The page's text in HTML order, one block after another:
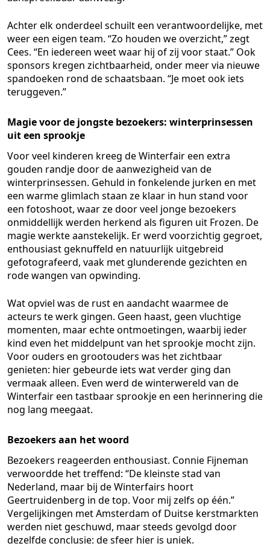
Achter elk onderdeel schuilt een verantwoordelijke, met
weer een eigen team. “Zo houden we overzicht,” zegt
Cees. “En iedereen weet waar hij of zij voor staat.” Ook
sponsors kregen zichtbaarheid, onder meer via nieuwe
spandoeken rond de schaatsbaan. “Je moet ook iets
teruggeven.”
Magie voor de jongste bezoekers: winterprinsessen
uit een sprookje
Voor veel kinderen kreeg de Winterfair een extra
gouden randje door de aanwezigheid van de
winterprinsessen. Gehuld in fonkelende jurken en met
een warme glimlach staan ze klaar in hun stand voor
een fotoshoot, waar ze door veel jonge bezoekers
onmiddellijk werden herkend als figuren uit Frozen. De
magie werkte aanstekelijk. Er werd voorzichtig gegroet,
enthousiast geknuffeld en natuurlijk uitgebreid
gefotografeerd, vaak met glunderende gezichten en
rode wangen van opwinding.
Wat opviel was de rust en aandacht waarmee de
acteurs te werk gingen. Geen haast, geen vluchtige
momenten, maar echte ontmoetingen, waarbij ieder
kind even het middelpunt van het sprookje mocht zijn.
Voor ouders en grootouders was het zichtbaar
genieten: hier gebeurde iets wat verder ging dan
vermaak alleen. Even werd de winterwereld van de
Winterfair een tastbaar sprookje en een herinnering die
nog lang meegaat.
Bezoekers aan het woord
Bezoekers reageerden enthousiast. Connie Fijneman
verwoordde het treffend: “De kleinste stad van
Nederland, maar bij de Winterfairs hoort
Geertruidenberg in de top. Voor mij zelfs op één.”
Vergelijkingen met Amsterdam of Duitse kerstmarkten
werden niet geschuwd, maar steeds gevolgd door
dezelfde conclusie: de sfeer hier is uniek.